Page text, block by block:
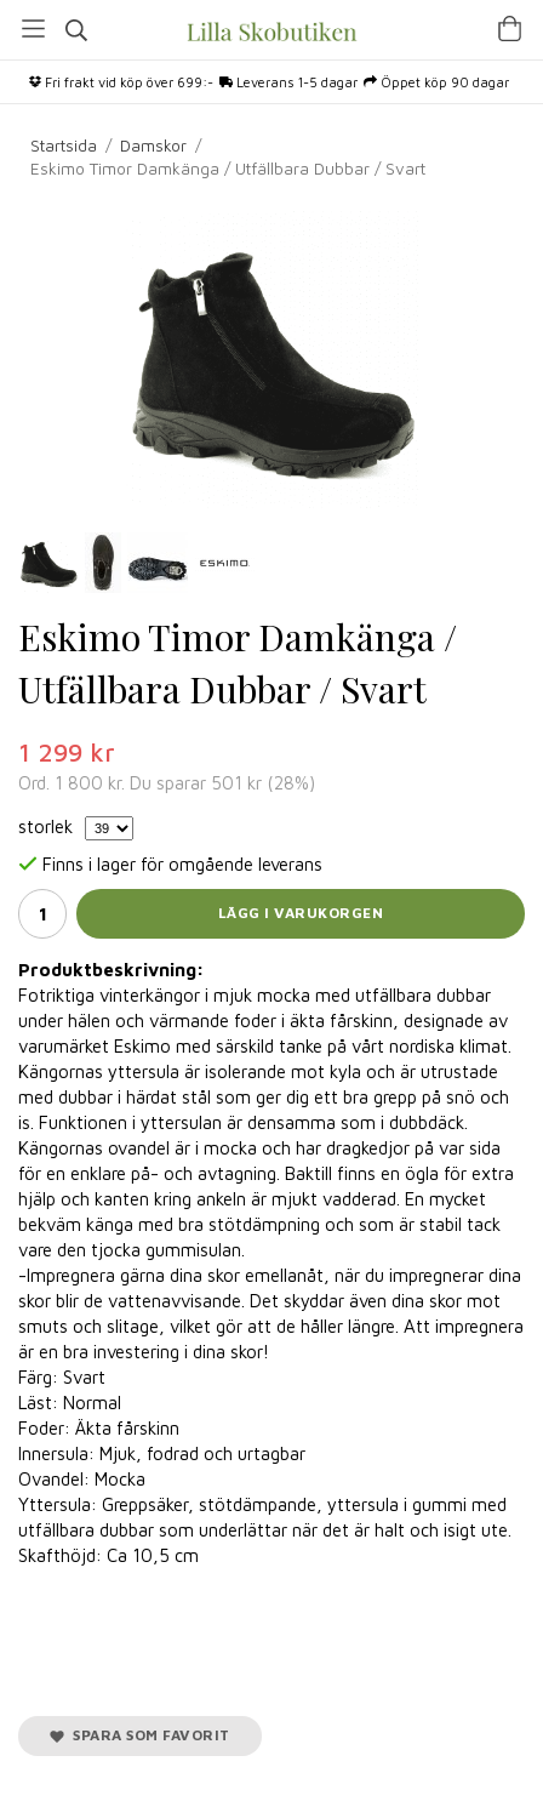
Fri frakt vid köp över 699:- Leverans 1-5 dagar Öppet köp 90 dagar
Startsida / Damskor /
Eskimo Timor Damkänga / Utfällbara Dubbar / Svart
Eskimo Timor Damkänga /
Utfällbara Dubbar / Svart
1 299 kr
Ord. 1 800 kr. Du sparar 501 kr (28%)
storlek
Finns i lager för omgående leverans
LÄGG I VARUKORGEN
Produktbeskrivning:
Fotriktiga vinterkängor i mjuk mocka med utfällbara dubbar
under hälen och värmande foder i äkta fårskinn, designade av
varumärket Eskimo med särskild tanke på vårt nordiska klimat.
Kängornas yttersula är isolerande mot kyla och är utrustade
med dubbar i härdat stål som ger dig ett bra grepp på snö och
is. Funktionen i yttersulan är densamma som i dubbdäck.
Kängornas ovandel är i mocka och har dragkedjor på var sida
för en enklare på- och avtagning. Baktill finns en ögla för extra
hjälp och kanten kring ankeln är mjukt vadderad. En mycket
bekväm känga med bra stötdämpning och som är stabil tack
vare den tjocka gummisulan.
-Impregnera gärna dina skor emellanåt, när du impregnerar dina
skor blir de vattenavvisande. Det skyddar även dina skor mot
smuts och slitage, vilket gör att de håller längre. Att impregnera
är en bra investering i dina skor!
Färg: Svart
Läst: Normal
Foder: Äkta fårskinn
Innersula: Mjuk, fodrad och urtagbar
Ovandel: Mocka
Yttersula: Greppsäker, stötdämpande, yttersula i gummi med
utfällbara dubbar som underlättar när det är halt och isigt ute.
Skafthöjd: Ca 10,5 cm
SPARA SOM FAVORIT